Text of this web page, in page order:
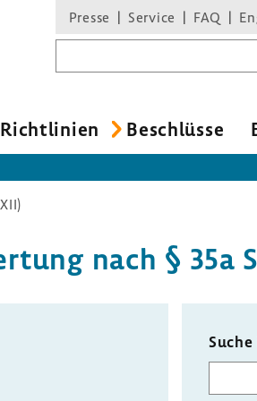
Presse Service FAQ
Richt­li­nien Beschlüsse
nach § 35a